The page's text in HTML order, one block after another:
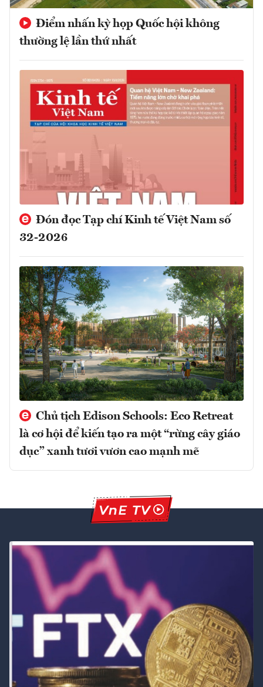
Điểm nhấn kỳ họp Quốc hội không
thường lệ lần thứ nhất
Đón đọc Tạp chí Kinh tế Việt Nam số
32-2026
Chủ tịch Edison Schools: Eco Retreat
là cơ hội để kiến tạo ra một “rừng cây giáo
dục” xanh tươi vươn cao mạnh mẽ